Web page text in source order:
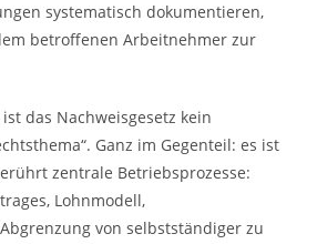
systematisch dokumentieren,
betroffenen Arbeitnehmer zur
das Nachweisgesetz kein
Ganz im Gegenteil: es ist
zentrale Betriebsprozesse:
Lohnmodell,
von selbstständiger zu